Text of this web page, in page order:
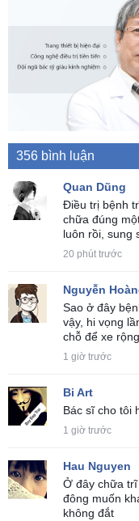
356 bình luận
Quan Dũng
Điều trị bệnh
chữa đúng
luôn rồi, sung
20 phút trước
Nguyễn
Sao ở đây
vậy, hi vọng
chỗ để xe
1 giờ trước
Bi Art
Bác sĩ cho tôi
1 giờ trước
Hau Nguyen
Ở đây chữa
đông muốn
không đắt